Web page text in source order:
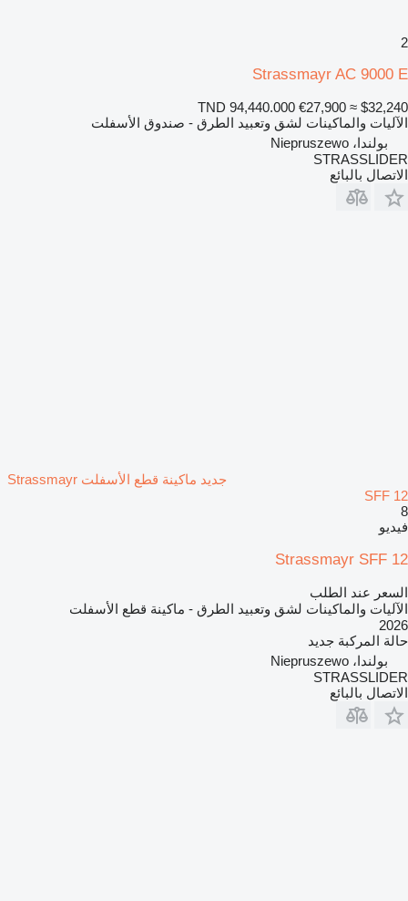
2
Strassmayr AC 9000 E
TND 94,440.000 €27,900 ≈ $32,240
الآليات والماكينات لشق وتعبيد الطرق - صندوق الأسفلت
بولندا، Niepruszewo
STRASSLIDER
الاتصال بالبائع
جديد ماكينة قطع الأسفلت Strassmayr
SFF 12
8
فيديو
Strassmayr SFF 12
السعر عند الطلب
الآليات والماكينات لشق وتعبيد الطرق - ماكينة قطع الأسفلت
2026
حالة المركبة جديد
بولندا، Niepruszewo
STRASSLIDER
الاتصال بالبائع